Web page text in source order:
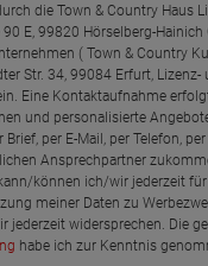
die Town & Country Haus
E, 99820 Hörselberg-Hainich
( Town & Country
Str. 34, 99084 Erfurt, Lizenz-
Eine Kontaktaufnahme
und personalisierte
per E-Mail, per Telefon,
Ansprechpartner
können ich/wir jederzeit
meiner Daten zu
jederzeit widersprechen. Die
habe ich zur Kenntnis